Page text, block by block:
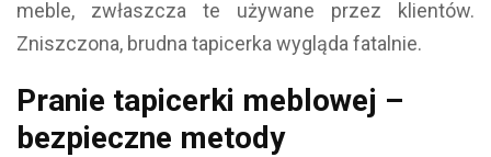
meble, zwłaszcza te używane przez klientów.
Zniszczona, brudna tapicerka wygląda fatalnie.
Pranie tapicerki meblowej –
bezpieczne metody